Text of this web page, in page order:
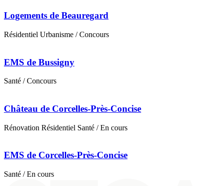
Logements de Beauregard
Résidentiel Urbanisme / Concours
EMS de Bussigny
Santé / Concours
Château de Corcelles-Près-Concise
Rénovation Résidentiel Santé / En cours
EMS de Corcelles-Près-Concise
Santé / En cours